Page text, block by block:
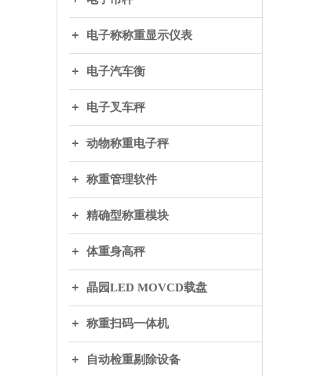
电子称称重显示仪表
电子汽车衡
电子叉车秤
动物称重电子秤
称重管理软件
精确型称重模块
体重身高秤
晶园LED MOVCD载盘
称重扫码一体机
自动检重剔除设备